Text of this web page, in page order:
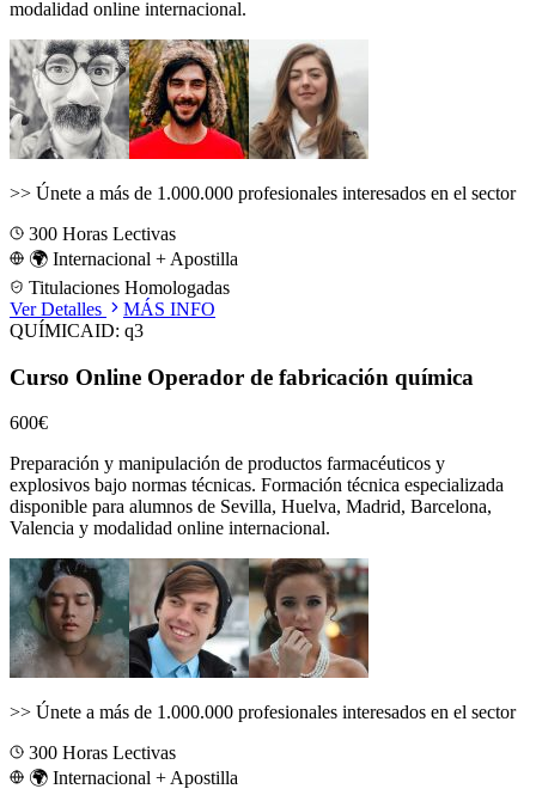
modalidad online internacional.
>> Únete a más de 1.000.000 profesionales interesados en el sector
300 Horas Lectivas
🌍 Internacional + Apostilla
Titulaciones Homologadas
Ver Detalles
MÁS INFO
QUÍMICAID: q3
Curso Online Operador de fabricación química
600€
Preparación y manipulación de productos farmacéuticos y
explosivos bajo normas técnicas. Formación técnica especializada
disponible para alumnos de Sevilla, Huelva, Madrid, Barcelona,
Valencia y modalidad online internacional.
>> Únete a más de 1.000.000 profesionales interesados en el sector
300 Horas Lectivas
🌍 Internacional + Apostilla